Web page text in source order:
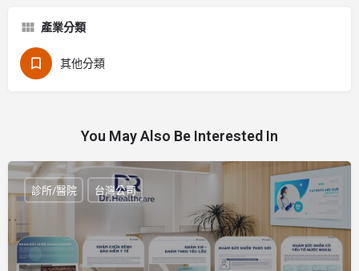
產業分類
其他分類
You May Also Be Interested In
診所/醫院 台灣公司